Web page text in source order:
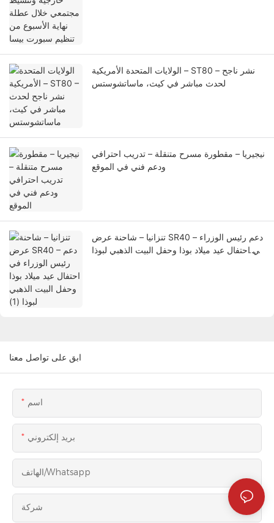
الولايات المتحدة الأمريكية – ST80 – نشر ناجح
لحدث مباشر في كيث، ماساتشوستس
نيجيريا – مقطورة مسرح متنقلة – تدريب احترافي
ودعم فني في الموقع
تنزانيا – شاحنة عرض SR40 – دعم رئيس الوزراء
في احتفال عيد ميلاد بوذا وحفل البيت الذهبي لبوذا
ابق على تواصل معنا
اسم
بريد إلكتروني
الهاتف/whatsapp
شركة